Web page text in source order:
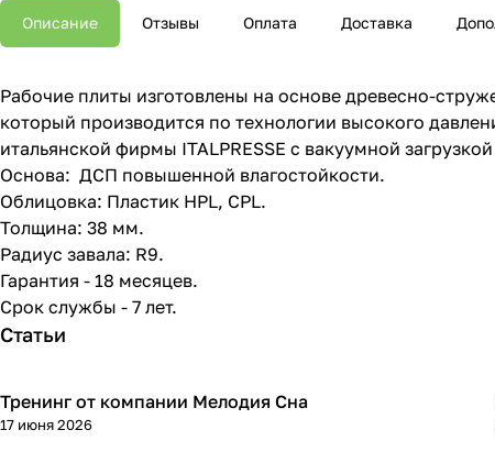
Описание Отзывы Оплата Доставка
Рабочие плиты изготовлены на основе древесно-
который производится по технологии высокого
итальянской фирмы ITALPRESSE с вакуумной
Основа: ДСП повышенной влагостойкости.
Облицовка: Пластик HPL, CPL.
Толщина: 38 мм.
Радиус завала: R9.
Гарантия - 18 месяцев.
Срок службы - 7 лет.
Статьи
Тренинг от компании Мелодия Сна
17 июня 2026